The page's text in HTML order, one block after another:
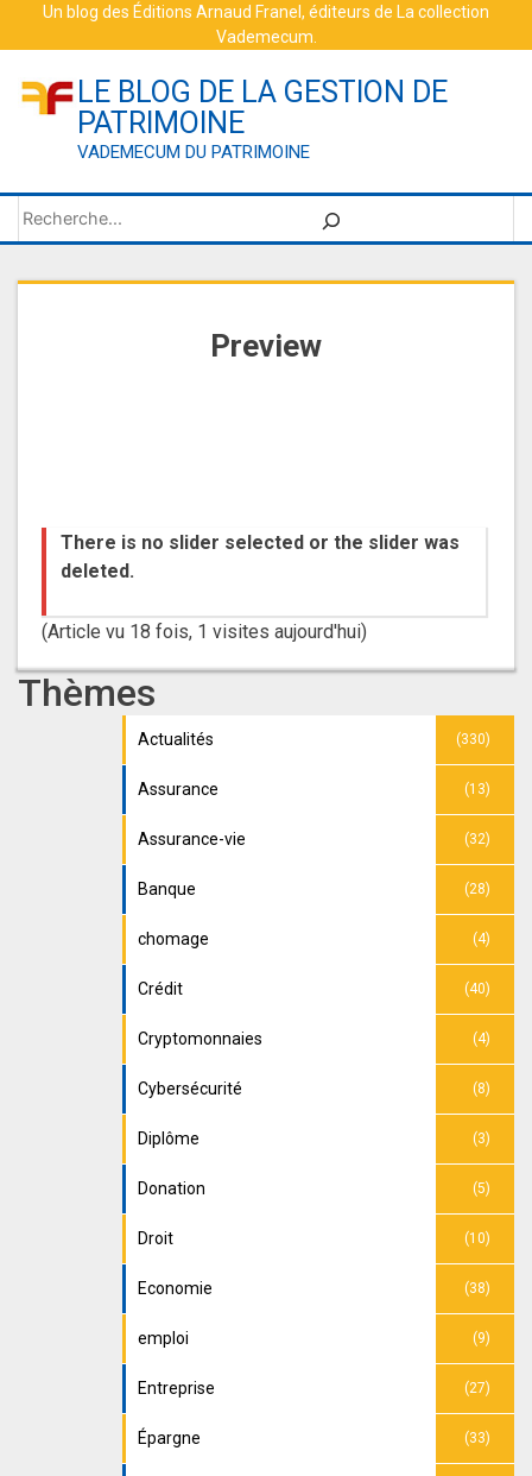
Un blog des Éditions Arnaud Franel , éditeurs de La collection
Vademecum
LE BLOG DE LA GESTION DE
PATRIMOINE
VADEMECUM DU PATRIMOINE
Rechercher
Preview
There is no slider selected or the slider was
deleted.
(Article vu 18 fois, 1 visites aujourd'hui)
Thèmes
Actualités (330)
Assurance (13)
Assurance-vie (32)
Banque (28)
chomage (4)
Crédit (40)
Cryptomonnaies (4)
Cybersécurité (8)
Diplôme (3)
Donation (5)
Droit (10)
Economie (38)
emploi (9)
Entreprise (27)
Épargne (33)